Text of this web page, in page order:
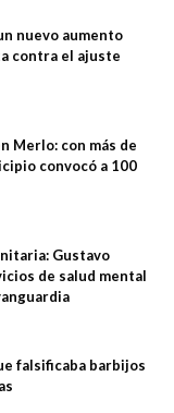
nuevo aumento
contra el ajuste
Merlo: con más de
convocó a 100
Gustavo
de salud mental
falsificaba barbijos